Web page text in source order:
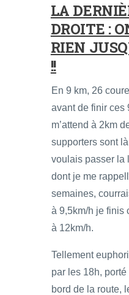
LA
DROITE :
RIEN
!!
En 9 km, 26
avant de finir ces
m’attend à 2km
supporters sont
voulais passer la
dont je me
semaines,
à 9,5km/h je finis
à 12km/h.
Tellement
par les 18h,
bord de la route,